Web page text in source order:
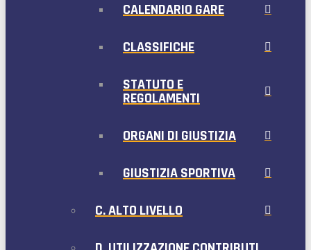
CALENDARIO GARE
CLASSIFICHE
STATUTO E
REGOLAMENTI
ORGANI DI GIUSTIZIA
GIUSTIZIA SPORTIVA
C. ALTO LIVELLO